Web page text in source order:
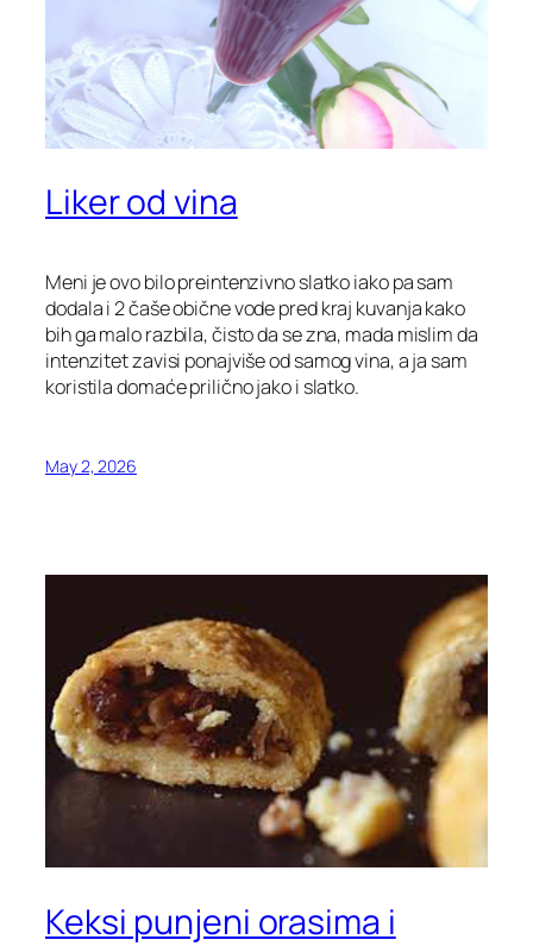
Liker od vina
Meni je ovo bilo preintenzivno slatko iako pa sam
dodala i 2 čaše obične vode pred kraj kuvanja kako
bih ga malo razbila, čisto da se zna, mada mislim da
intenzitet zavisi ponajviše od samog vina, a ja sam
koristila domaće prilično jako i slatko.
May 2, 2026
Keksi punjeni orasima i